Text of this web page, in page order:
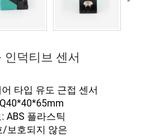
인덕티브 센서
타입 유도 근접 센서
ABS 플라스틱
/보호되지 않은